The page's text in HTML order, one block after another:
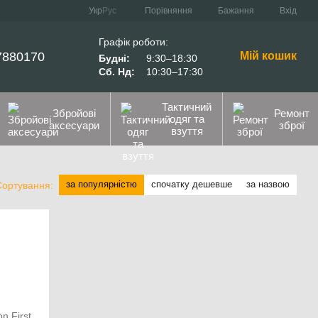
Укр Рус Порівняння Бажання Вхід
Графік роботи:
Будні:
9:30–18:30
Сб. Нд:
10:30–17:30
Мій кошик
Збройові
аксесуари
Тактичний
одяг та
взуття
Ремонт
зброї
за популярністю спочатку дешевше за назвою